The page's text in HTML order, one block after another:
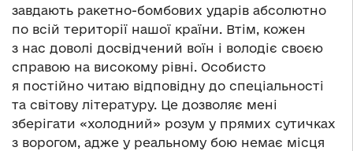
завдають ракетно-бомбових ударів абсолютно
по всій території нашої країни. Втім, кожен
з нас доволі досвідчений воїн і володіє своєю
справою на високому рівні. Особисто
я постійно читаю відповідну до спеціальності
та світову літературу. Це дозволяє мені
зберігати «холодний» розум у прямих сутичках
з ворогом, адже у реальному бою немає місця